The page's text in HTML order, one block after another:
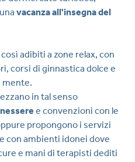
vacanza all'insegna del
adibiti a zone relax, con
corsi di ginnastica dolce e
mente.
in tal senso
e convenzioni con le
propongono i servizi
con ambienti idonei dove
e mani di terapisti dediti